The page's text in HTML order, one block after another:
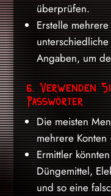
überprüfen.
Erstelle
Angaben, um
6. Verwenden
Passwörter
Die meisten
mehrere
Ermittler
Düngemittel,
und so eine